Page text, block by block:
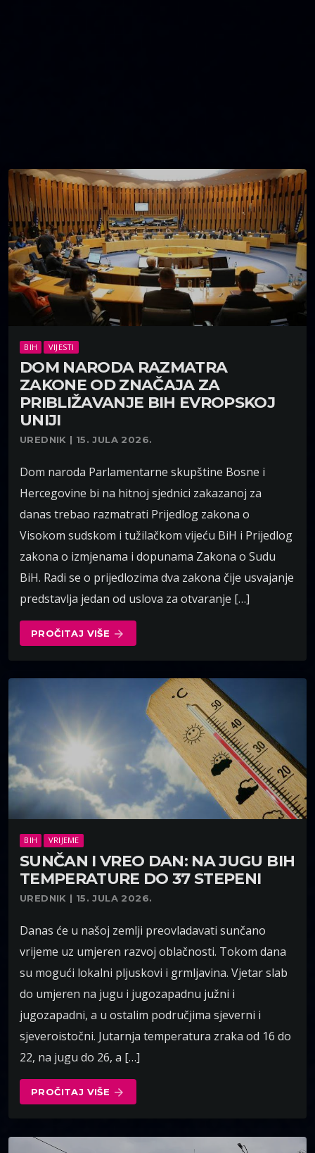
BIH VIJESTI
DOM NARODA RAZMATRA
ZAKONE OD ZNAČAJA ZA
PRIBLIŽAVANJE BIH EVROPSKOJ
UNIJI
UREDNIK | 15. JULA 2026.
Dom naroda Parlamentarne skupštine Bosne i
Hercegovine bi na hitnoj sjednici zakazanoj za
danas trebao razmatrati Prijedlog zakona o
Visokom sudskom i tužilačkom vijeću BiH i Prijedlog
zakona o izmjenama i dopunama Zakona o Sudu
BiH. Radi se o prijedlozima dva zakona čije usvajanje
predstavlja jedan od uslova za otvaranje […]
PROČITAJ VIŠE arrow_forward
BIH VRIJEME
SUNČAN I VREO DAN: NA JUGU BIH
TEMPERATURE DO 37 STEPENI
UREDNIK | 15. JULA 2026.
Danas će u našoj zemlji preovladavati sunčano
vrijeme uz umjeren razvoj oblačnosti. Tokom dana
su mogući lokalni pljuskovi i grmljavina. Vjetar slab
do umjeren na jugu i jugozapadnu južni i
jugozapadni, a u ostalim područjima sjeverni i
sjeveroistočni. Jutarnja temperatura zraka od 16 do
22, na jugu do 26, a […]
PROČITAJ VIŠE arrow_forward